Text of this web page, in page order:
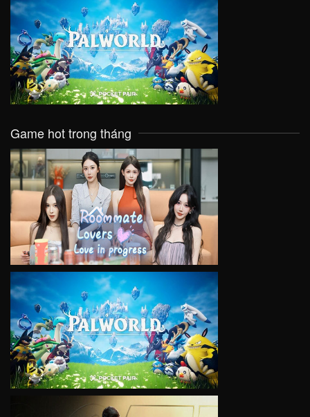
VIEW
Game hot trong tháng
VIEW
VIEW